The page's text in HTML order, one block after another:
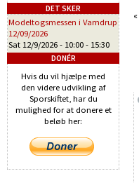
«
DET SKER
Modeltogsmessen i Vamdrup
12/09/2026
Sat 12/9/2026 - 10:00 - 15:30
DONÉR
Hvis du vil hjælpe med
den videre udvikling af
Sporskiftet, har du
mulighed for at donere et
beløb her: